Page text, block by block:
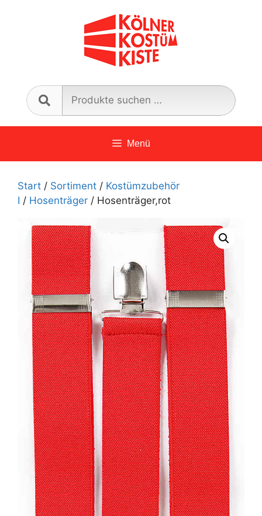
nach:
Menü
Start / Sortiment / Kostümzubehör
I / Hosenträger / Hosenträger,rot